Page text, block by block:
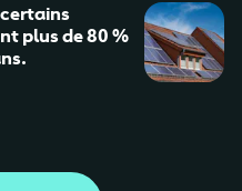
plus de 80 %